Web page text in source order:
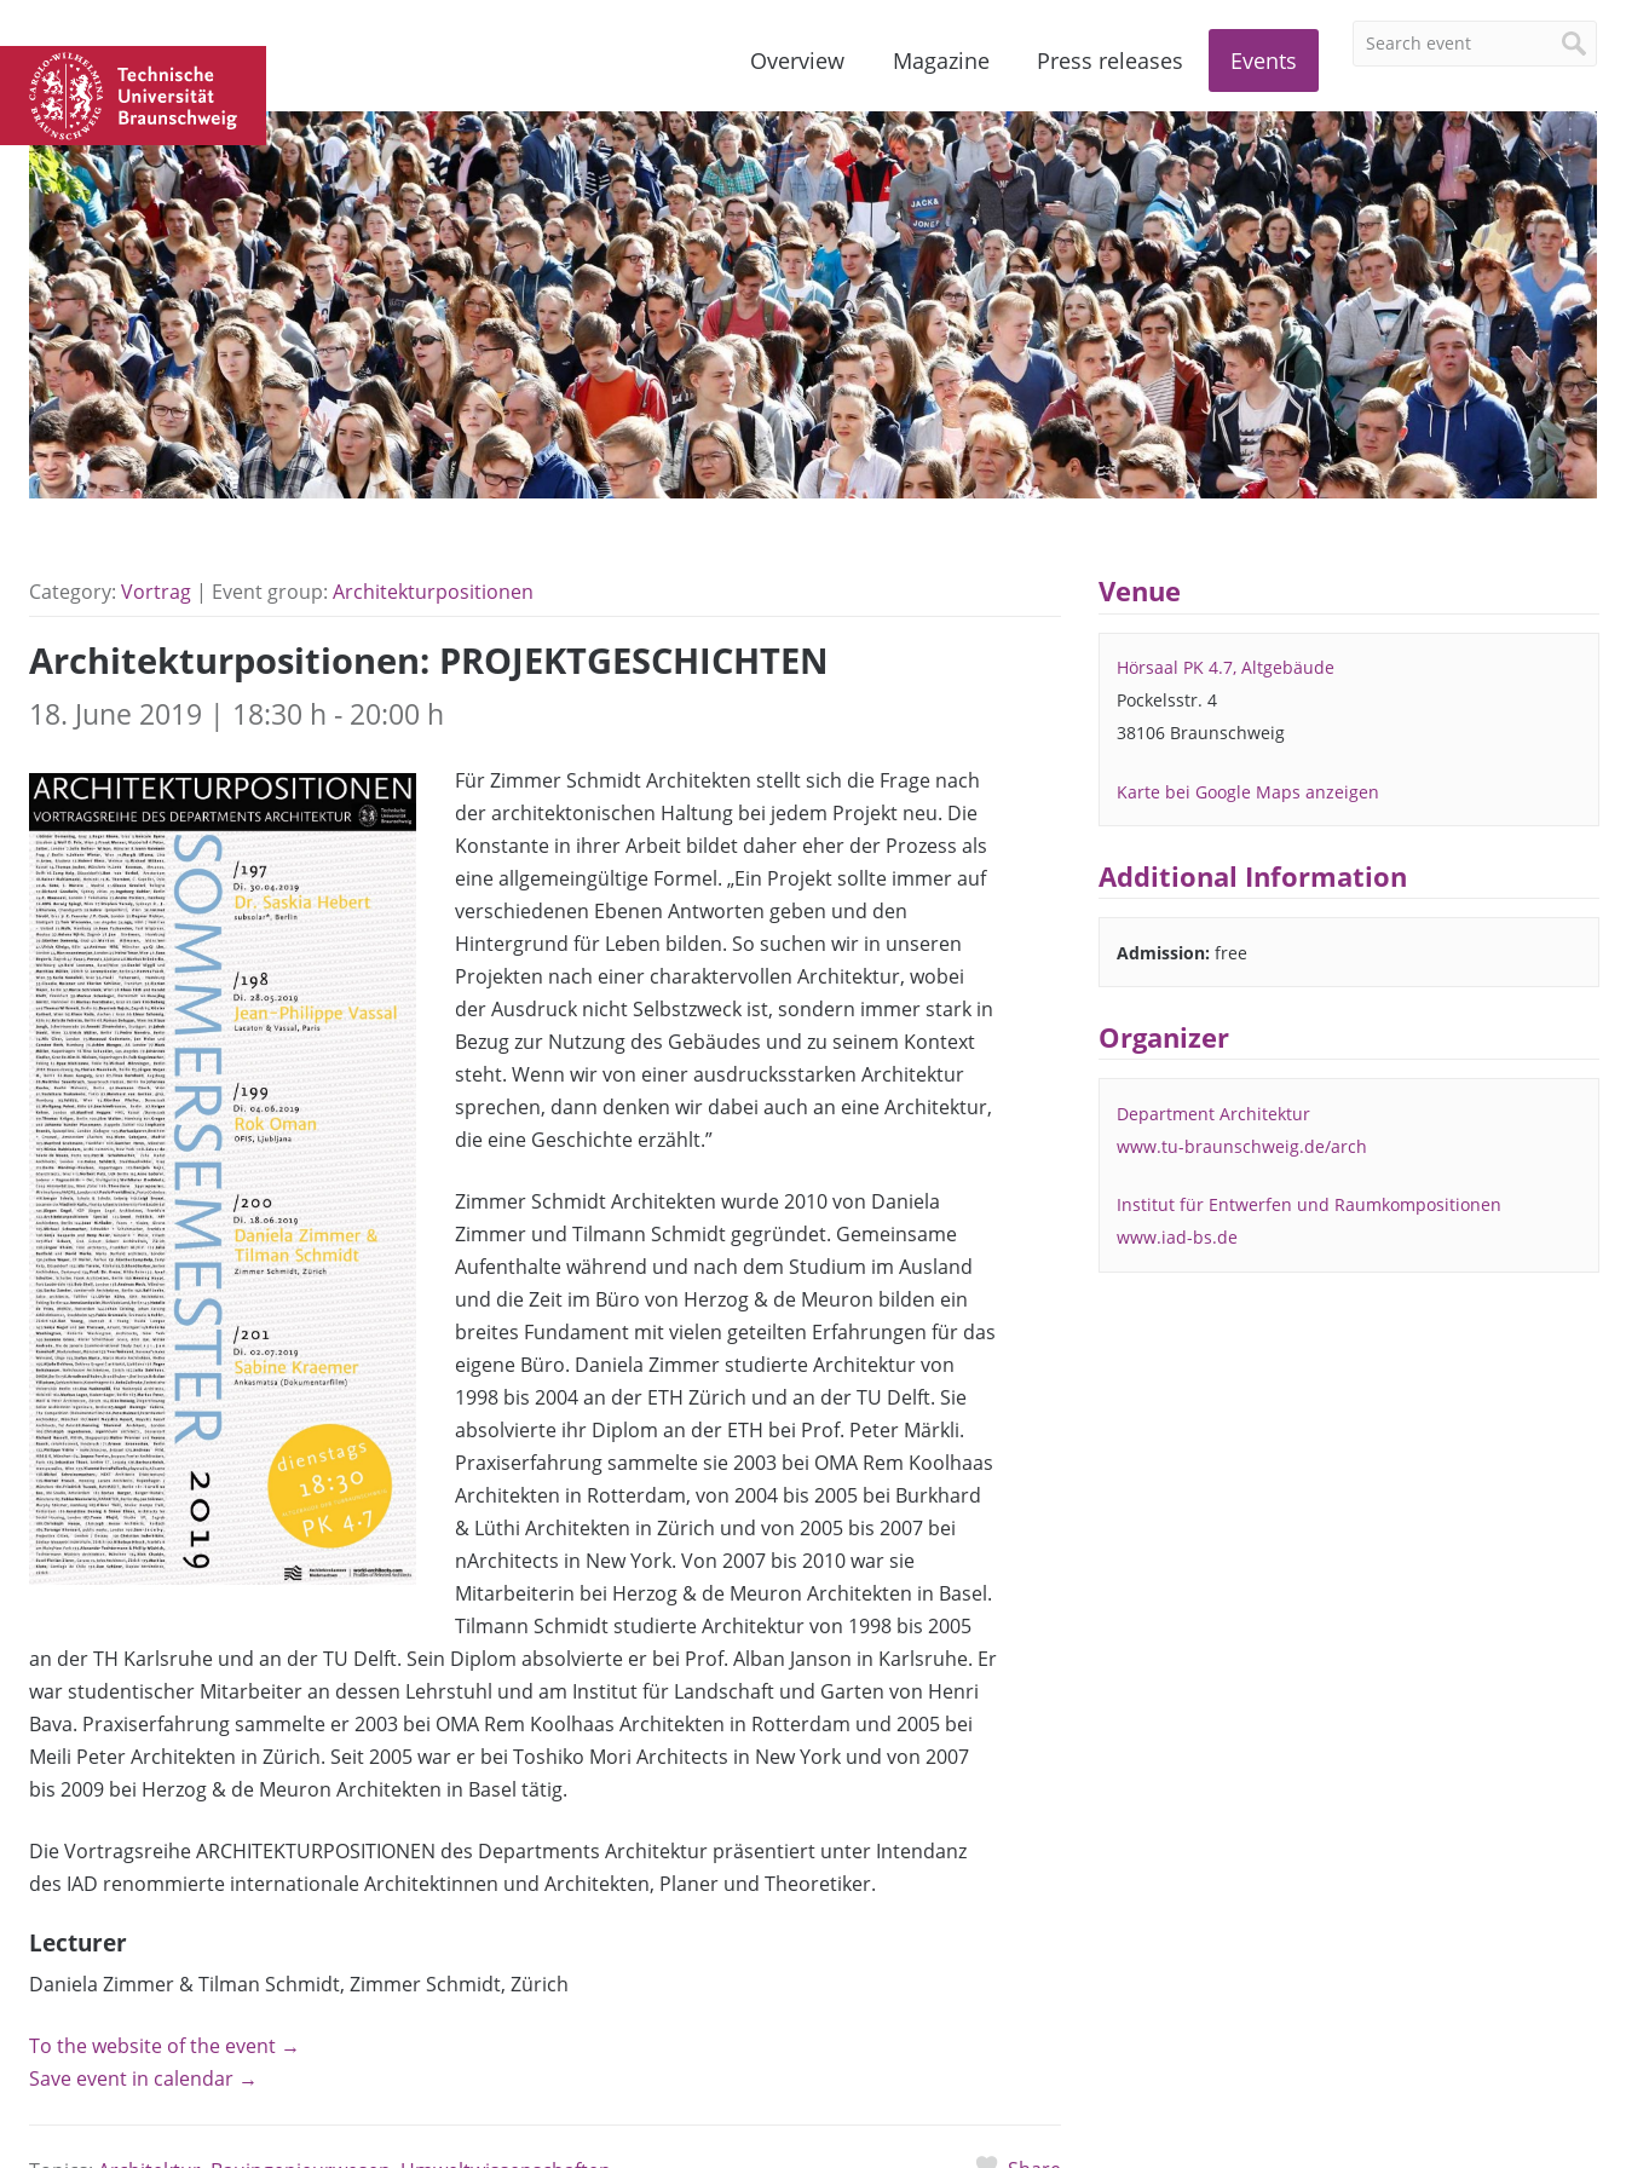
Overview Magazine Press releases Events
Category: Vortrag | Event group: Architekturpositionen
Architekturpositionen: PROJEKTGESCHICHTEN
18. June 2019 | 18:30 h - 20:00 h
Für Zimmer Schmidt Architekten stellt sich die Frage nach
der architektonischen Haltung bei jedem Projekt neu. Die
Konstante in ihrer Arbeit bildet daher eher der Prozess als
eine allgemeingültige Formel. „Ein Projekt sollte immer auf
verschiedenen Ebenen Antworten geben und den
Hintergrund für Leben bilden. So suchen wir in unseren
Projekten nach einer charaktervollen Architektur, wobei
der Ausdruck nicht Selbstzweck ist, sondern immer stark in
Bezug zur Nutzung des Gebäudes und zu seinem Kontext
steht. Wenn wir von einer ausdrucksstarken Architektur
sprechen, dann denken wir dabei auch an eine Architektur,
die eine Geschichte erzählt.”
Zimmer Schmidt Architekten wurde 2010 von Daniela
Zimmer und Tilmann Schmidt gegründet. Gemeinsame
Aufenthalte während und nach dem Studium im Ausland
und die Zeit im Büro von Herzog & de Meuron bilden ein
breites Fundament mit vielen geteilten Erfahrungen für das
eigene Büro. Daniela Zimmer studierte Architektur von
1998 bis 2004 an der ETH Zürich und an der TU Delft. Sie
absolvierte ihr Diplom an der ETH bei Prof. Peter Märkli.
Praxiserfahrung sammelte sie 2003 bei OMA Rem Koolhaas
Architekten in Rotterdam, von 2004 bis 2005 bei Burkhard
& Lüthi Architekten in Zürich und von 2005 bis 2007 bei
nArchitects in New York. Von 2007 bis 2010 war sie
Mitarbeiterin bei Herzog & de Meuron Architekten in Basel.
Tilmann Schmidt studierte Architektur von 1998 bis 2005
an der TH Karlsruhe und an der TU Delft. Sein Diplom absolvierte er bei Prof. Alban Janson in Karlsruhe. Er
war studentischer Mitarbeiter an dessen Lehrstuhl und am Institut für Landschaft und Garten von Henri
Bava. Praxiserfahrung sammelte er 2003 bei OMA Rem Koolhaas Architekten in Rotterdam und 2005 bei
Meili Peter Architekten in Zürich. Seit 2005 war er bei Toshiko Mori Architects in New York und von 2007
bis 2009 bei Herzog & de Meuron Architekten in Basel tätig.
Die Vortragsreihe ARCHITEKTURPOSITIONEN des Departments Architektur präsentiert unter Intendanz
des IAD renommierte internationale Architektinnen und Architekten, Planer und Theoretiker.
Lecturer
Daniela Zimmer & Tilman Schmidt, Zimmer Schmidt, Zürich
To the website of the event →
Save event in calendar →
Venue
Hörsaal PK 4.7, Altgebäude
Pockelsstr. 4
38106 Braunschweig
Karte bei Google Maps anzeigen
Additional Information
Admission: free
Organizer
Department Architektur
www.tu-braunschweig.de/arch
Institut für Entwerfen und Raumkompositionen
www.iad-bs.de